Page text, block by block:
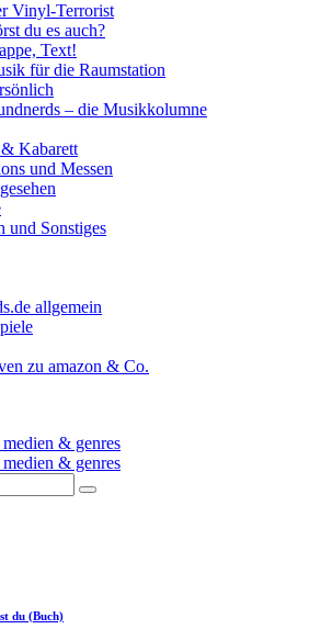
Vinyl-Terrorist
du es auch?
Text!
für die Raumstation
– die Musikkolumne
Kabarett
und Messen
und Sonstiges
allgemein
zu amazon & Co.
du (Buch)